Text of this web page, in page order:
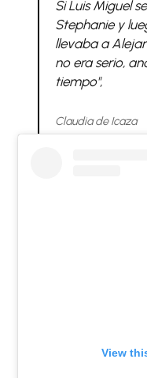
Si Luis Miguel
Stephanie y
llevaba a
no era serio,
tiempo",
Claudia de Icaza
View